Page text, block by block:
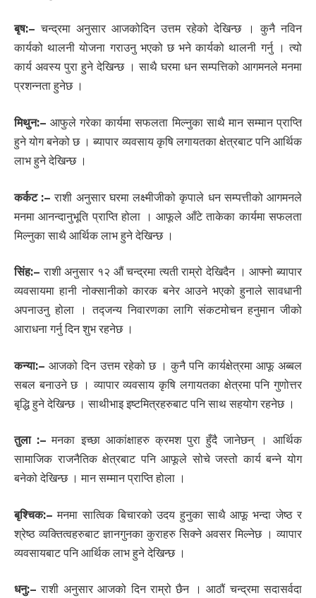
बृष:– चन्द्रमा अनुसार आजकोदिन उत्तम रहेको देखिन्छ । कुनै नविन
कार्यको थालनी योजना गराउनु भएको छ भने कार्यको थालनी गर्नु । त्यो
कार्य अवस्य पुरा हुने देखिन्छ । साथै घरमा धन सम्पत्तिको आगमनले मनमा
प्रशन्नता हुनेछ ।
मिथुन:– आफुले गरेका कार्यमा सफलता मिल्नुका साथै मान सम्मान प्राप्ति
हुने योग बनेको छ । ब्यापार व्यवसाय कृषि लगायतका क्षेत्रबाट पनि आर्थिक
लाभ हुने देखिन्छ ।
कर्कट :– राशी अनुसार घरमा लक्ष्मीजीको कृपाले धन सम्पत्तीको आगमनले
मनमा आनन्दानुभूति प्राप्ति होला । आफूले आँटे ताकेका कार्यमा सफलता
मिल्नुका साथै आर्थिक लाभ हुने देखिन्छ ।
सिंह:– राशी अनुसार १२ औं चन्द्रमा त्यती राम्रो देखिदैन । आफ्नो ब्यापार
व्यवसायमा हानी नोक्सानीको कारक बनेर आउने भएको हुनाले सावधानी
अपनाउनु होला । तद्जन्य निवारणका लागि संकटमोचन हनुमान जीको
आराधना गर्नु दिन शुभ रहनेछ ।
कन्या:– आजको दिन उत्तम रहेको छ । कुनै पनि कार्यक्षेत्रमा आफू अब्बल
सबल बनाउने छ । व्यापार व्यवसाय कृषि लगायतका क्षेत्रमा पनि गुणोत्तर
बृद्धि हुने देखिन्छ । साथीभाइ इष्टमित्रहरुबाट पनि साथ सहयोग रहनेछ ।
तुला :–मनका इच्छा आकांक्षाहरु क्रमश पुरा हुँदै जानेछन् । आर्थिक
सामाजिक राजनैतिक क्षेत्रबाट पनि आफूले सोचे जस्तो कार्य बन्ने योग
बनेको देखिन्छ । मान सम्मान प्राप्ति होला ।
बृश्चिक:– मनमा सात्विक बिचारको उदय हुनुका साथै आफू भन्दा जेष्ठ र
श्रेष्ठ व्यक्तित्वहरुबाट ज्ञानगुनका कुराहरु सिक्ने अवसर मिल्नेछ । व्यापार
व्यवसायबाट पनि आर्थिक लाभ हुने देखिन्छ ।
धनु:– राशी अनुसार आजको दिन राम्रो छैन । आठौं चन्द्रमा सदासर्वदा